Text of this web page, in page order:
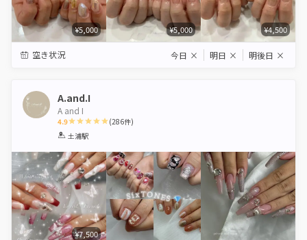
¥5,000 ¥5,000 ¥4,500
空き状況 今日 × 明日 × 明後日 ×
A.and.I
A and I
4.9
1 2 3
(286件)
土浦駅
¥7,500